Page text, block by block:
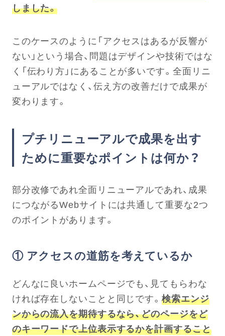
しました。
このケースのように「アクセスはあるが反響が
ない」という場合、問題はデザインや技術ではな
く「伝わり方」にあることが多いです。全面リニ
ューアルではなく、伝え方の改善だけで成果が
変わります。
プチリニューアルで成果を出す
ために重要なポイントは何か？
部分改修であれ全面リニューアルであれ、成果
につながるWebサイトには共通して重要な2つ
のポイントがあります。
① アクセスの道筋を考えているか
どんなに良いホームページでも、見てもらわな
ければ存在しないことと同じです。検索エンジ
ンからの流入を期待するなら、どのページをど
のキーワードで上位表示するかを計画すること